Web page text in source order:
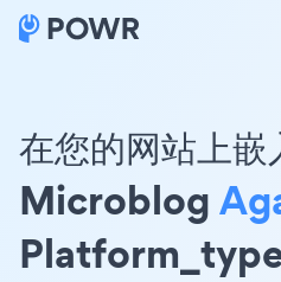
在您的网站上
Microblog
Platform_type